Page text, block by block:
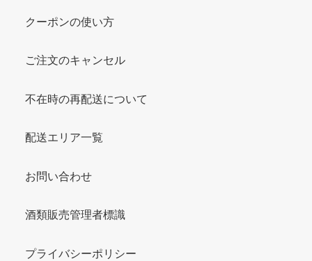
クーポンの使い方
ご注文のキャンセル
不在時の再配送について
配送エリア一覧
お問い合わせ
酒類販売管理者標識
プライバシーポリシー